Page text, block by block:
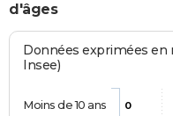
d'âges
Données exprimées en
Insee)
0
Moins de 10 ans